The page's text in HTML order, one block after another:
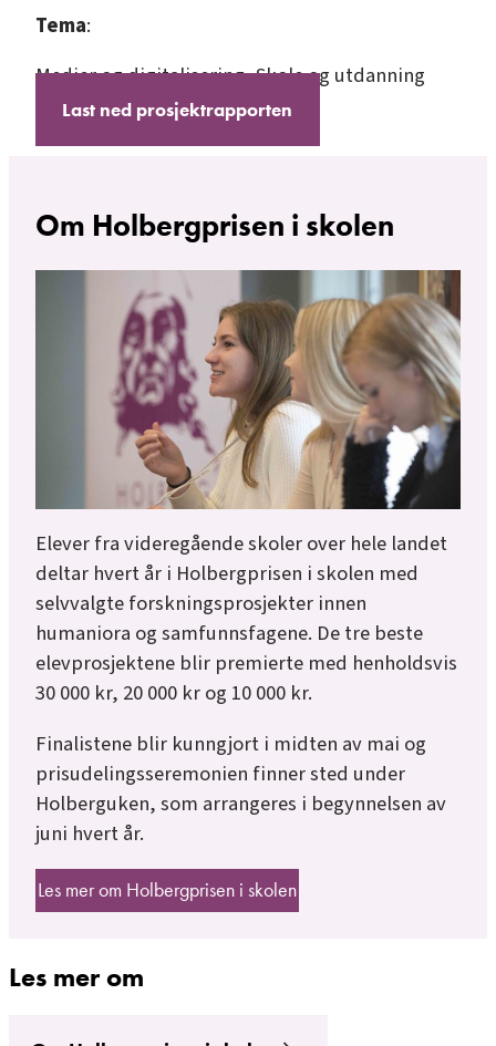
Tema:
Medier og digitalisering, Skole og utdanning
Last ned prosjektrapporten
Om Holbergprisen i skolen
Elever fra videregående skoler over hele landet
deltar hvert år i Holbergprisen i skolen med
selvvalgte forskningsprosjekter innen
humaniora og samfunnsfagene. De tre beste
elevprosjektene blir premierte med henholdsvis
30 000 kr, 20 000 kr og 10 000 kr.
Finalistene blir kunngjort i midten av mai og
prisudelingsseremonien finner sted under
Holberguken, som arrangeres i begynnelsen av
juni hvert år.
Les mer om Holbergprisen i skolen
Les mer om